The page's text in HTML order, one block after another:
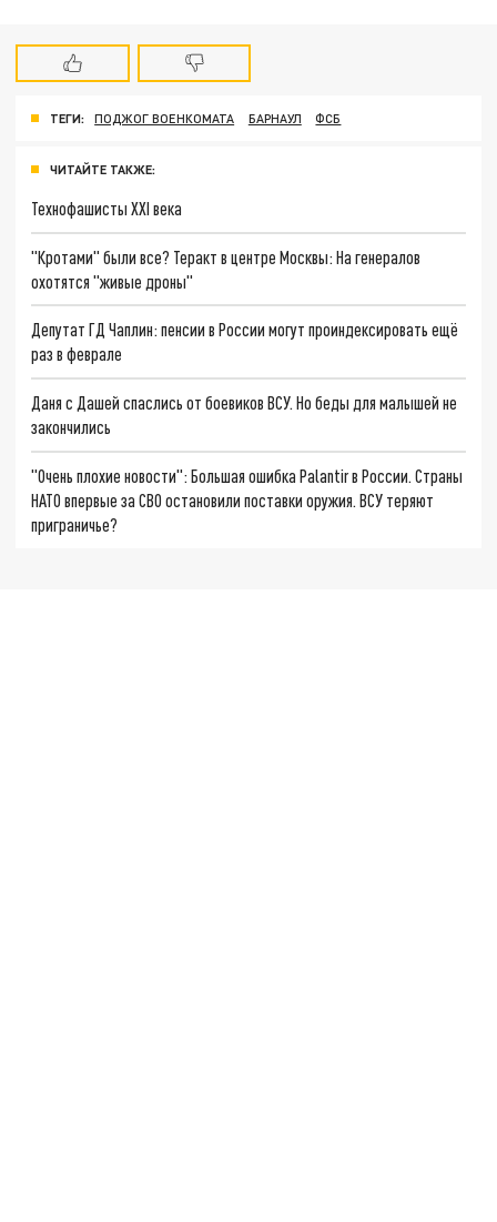
ТЕГИ: ПОДЖОГ ВОЕНКОМАТА БАРНАУЛ ФСБ
ЧИТАЙТЕ ТАКЖЕ:
Технофашисты XXI века
"Кротами" были все? Теракт в центре Москвы: На генералов
охотятся "живые дроны"
Депутат ГД Чаплин: пенсии в России могут проиндексировать ещё
раз в феврале
Даня с Дашей спаслись от боевиков ВСУ. Но беды для малышей не
закончились
"Очень плохие новости": Большая ошибка Palantir в России. Страны
НАТО впервые за СВО остановили поставки оружия. ВСУ теряют
приграничье?